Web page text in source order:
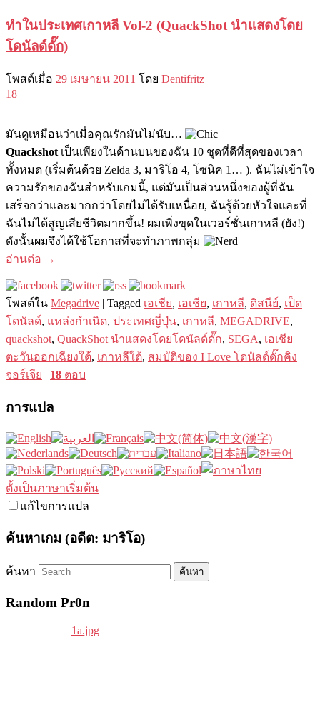
ทำในประเทศเกาหลี Vol-2 (QuackShot นำแสดงโดย
โดนัลด์ดั๊ก)
โพสต์เมื่อ 29 เมษายน 2011 โดย Dentifritz
18
มันดูเหมือนว่าเมื่อคุณรักมันไม่นับ…
Quackshot เป็นเพียงในด้านบนของฉัน 10 ชุดที่ดีที่สุดของเวลา
ทั้งหมด (เริ่มต้นด้วย Zelda 3, มาริโอ 4, โซนิค 1… ). ฉันไม่เข้าใจ
ความรักของฉันสำหรับเกมนี้, แต่มันเป็นส่วนหนึ่งของผู้ที่ฉัน
เสร็จกว่าและมากกว่าโดยไม่ได้รับเหนื่อย, ฉันรู้ด้วยหัวใจและที่
ฉันไม่ได้สูญเสียชีวิตมากขึ้น! ผมเพิ่งขุดในเวอร์ชั่นเกาหลี (ยัง!)
ดังนั้นผมจึงได้ใช้โอกาสที่จะทำภาพกลุ่ม
อ่านต่อ →
โพสต์ใน Megadrive | Tagged เอเชีย, เอเชีย, เกาหลี, ดิสนีย์, เป็ด
โดนัลด์, แหล่งกำเนิด, ประเทศญี่ปุ่น, เกาหลี, MEGADRIVE,
quackshot, QuackShot นำแสดงโดยโดนัลด์ดั๊ก, SEGA, เอเชีย
ตะวันออกเฉียงใต้, เกาหลีใต้, สมบัติของ I Love โดนัลด์ดั๊กคิง
จอร์เจีย | 18 ตอบ
การแปล
ตั้งเป็นภาษาเริ่มต้น
แก้ไขการแปล
ค้นหาเกม (อดีต: มาริโอ)
ค้นหา
Random Pr0n